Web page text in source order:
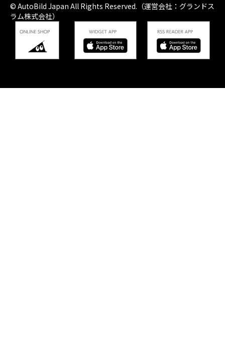
© AutoBild Japan All Rights Reserved.（運営会社：グランドス
ラム株式会社）